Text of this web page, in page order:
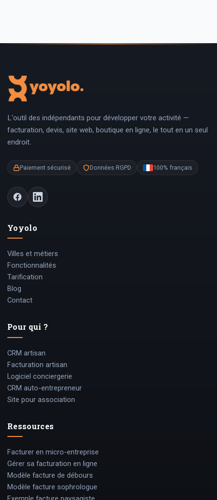
L'outil des indépendants pour développer votre activité —
facturation, devis, site web, boutique en ligne, le tout en un seul
endroit.
Paiement sécurisé Données RGPD 100% français
Yoyolo
Villes et métiers
Fonctionnalités
Tarification
Blog
Contact
Pour qui ?
CRM artisan
Facturation artisan
Logiciel conciergerie
CRM auto-entrepreneur
Site pour association
Ressources
Facturer en micro-entreprise
Gérer sa facturation en ligne
Modèle facture de débours
Modèle facture sophrologue